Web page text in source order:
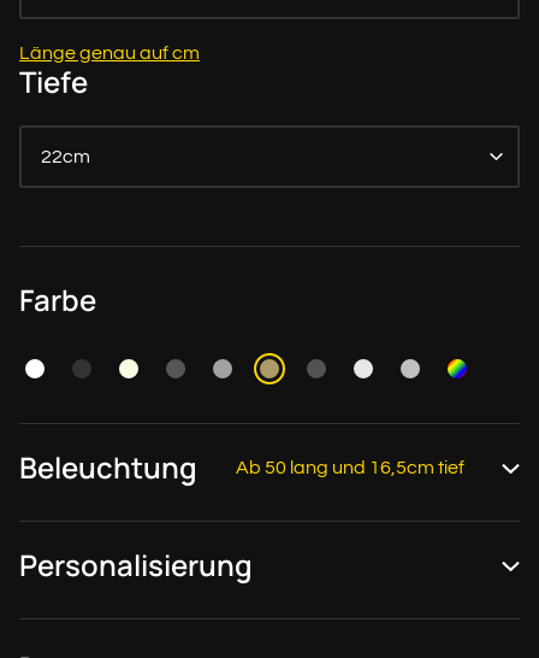
Länge genau auf cm
Tiefe
22cm
Farbe
Beleuchtung Ab 50 lang und 16,5cm tief
Personalisierung